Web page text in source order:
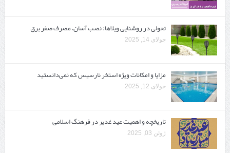
تحولی در روشنایی ویلاها: نصب آسان، مصرف صفر برق
جولای 14, 2025
مزایا و امکانات ویژه استخر نارسیس که نمی‌دانستید
جولای 12, 2025
تاریخچه و اهمیت عید غدیر در فرهنگ اسلامی
ژوئن 03, 2025